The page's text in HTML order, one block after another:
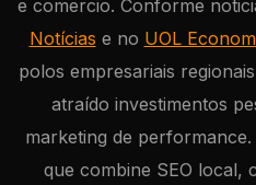
e comercio. Conforme
Notícias e no UOL
polos empresariais
atraído investimentos
marketing de
que combine SEO local,